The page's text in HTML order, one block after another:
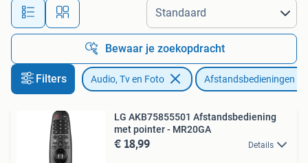
Alle afstanden…
Bewaar je zoekopdracht
Filters Audio, Tv en Foto Afstandsbedieningen
LG AKB75855501 Afstandsbediening
met pointer - MR20GA
€ 18,99 Details